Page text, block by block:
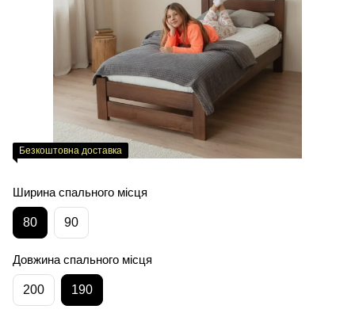
Безкоштовна доставка
Ширина спального місця
80 90
Довжина спального місця
200 190